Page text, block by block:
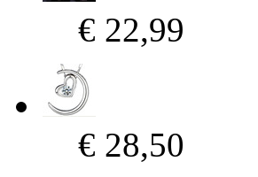
€ 22,99
€ 28,50